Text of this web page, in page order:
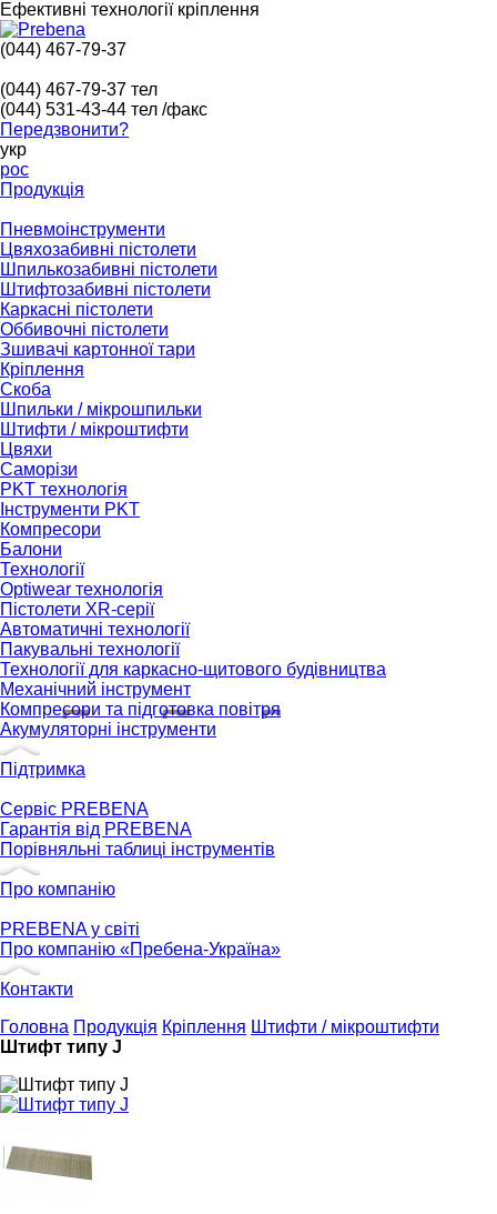
Ефективні технології кріплення
(044) 467-79-37
(044) 467-79-37 тел
(044) 531-43-44 тел /факс
Передзвонити?
укр
рос
Продукція
Пневмоінструменти
Цвяхозабивні пістолети
Шпилькозабивні пістолети
Штифтозабивні пістолети
Каркасні пістолети
Оббивочні пістолети
Зшивачі картонної тари
Кріплення
Скоба
Шпильки / мікрошпильки
Штифти / мікроштифти
Цвяхи
Саморізи
PKT технологія
Інструменти PKT
Компресори
Балони
Технології
Optiwear технологія
Пістолети XR-серії
Автоматичні технології
Пакувальні технології
Технології для каркасно-щитового будівництва
Механічний інструмент
Компресори та підготовка повітря
Акумуляторні інструменти
Підтримка
Сервіс PREBENA
Гарантія від PREBENA
Порівняльні таблиці інструментів
Про компанію
PREBENA у світі
Про компанію «Пребена-Україна»
Контакти
Головна Продукція Кріплення Штифти / мікроштифти
Штифт типу J